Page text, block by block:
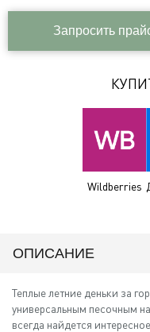
Запросить
Wildberries
ОПИСАНИЕ
Теплые летние деньки за
универсальным песочным
всегда найдется